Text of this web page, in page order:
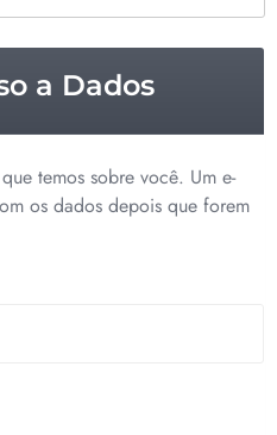
a Dados
temos sobre você. Um e-
os dados depois que forem